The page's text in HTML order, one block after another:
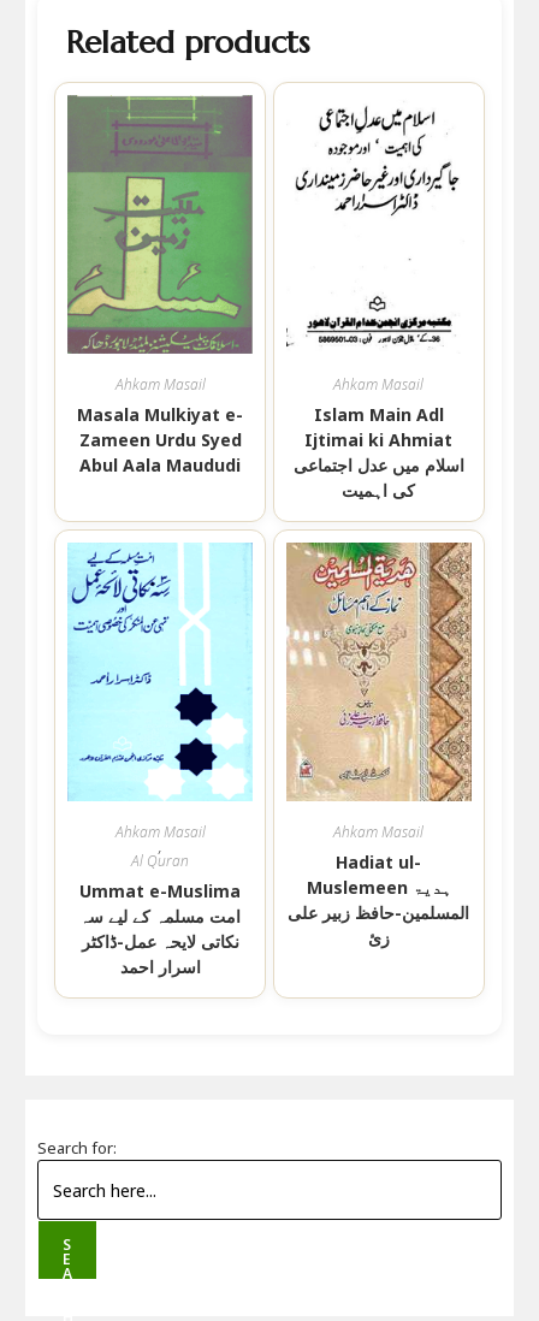
Related products
Ahkam Masail
Masala Mulkiyat e-
Zameen Urdu Syed
Abul Aala Maududi
Ahkam Masail
Islam Main Adl
Ijtimai ki Ahmiat
اسلام میں عدل اجتماعی
کی اہمیت
Ahkam Masail
,
Al Quran
Ummat e-Muslima
امت مسلمہ کے لیے سہ
نکاتی لایحہ عمل-ڈاکٹر
اسرار احمد
Ahkam Masail
Hadiat ul-
Muslemeen ہدیۃ
المسلمین-حافظ زبیر علی
زئ
Search for:
S
E
A